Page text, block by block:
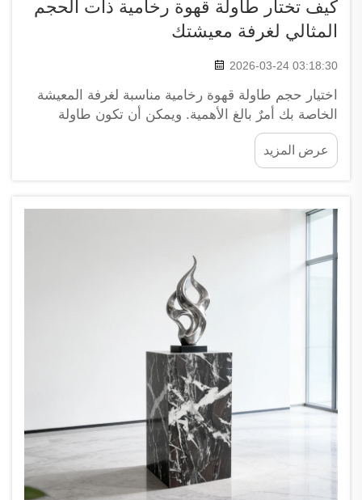
كيف تختار طاولة قهوة رخامية ذات الحجم
المثالي لغرفة معيشتك
2026-03-24 03:18:30
اختيار حجم طاولة قهوة رخامية مناسبة لغرفة المعيشة
الخاصة بك أمرٌ بالغ الأهمية. ويمكن أن تكون طاولة
القهوة بمثابة المحور الرئيسي للغرفة، فهي تجمع كل
العناصر معًا. فإذا كانت كبيرة جدًّا، سيشعر المرء بأن
المساحة ضيقة وغير مريحة. تحديد أبعاد طاولة قهوة
عرض المزيد